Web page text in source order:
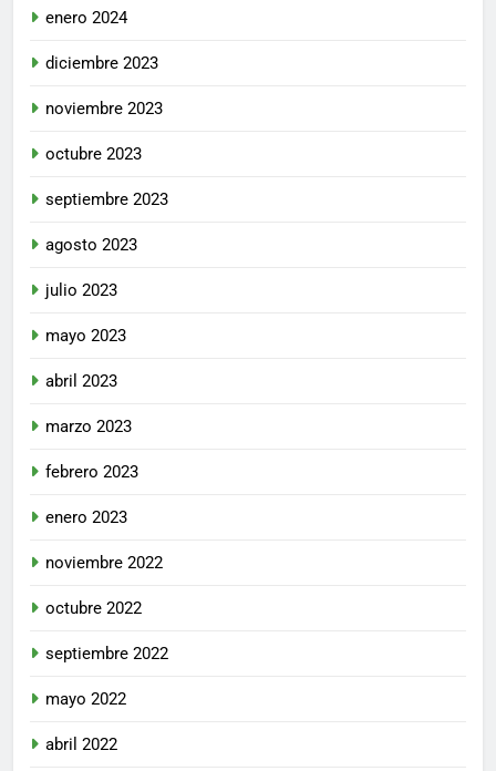
enero 2024
diciembre 2023
noviembre 2023
octubre 2023
septiembre 2023
agosto 2023
julio 2023
mayo 2023
abril 2023
marzo 2023
febrero 2023
enero 2023
noviembre 2022
octubre 2022
septiembre 2022
mayo 2022
abril 2022